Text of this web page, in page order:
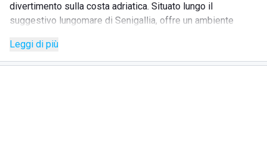
divertimento sulla costa adriatica. Situato lungo il
suggestivo lungomare di Senigallia, offre un ambiente
esigenze di tutte le età. Ideale per famiglie, coppie e
gruppi di amici, Bagni Giuliana 12 garantisce comfort e
Leggi di più